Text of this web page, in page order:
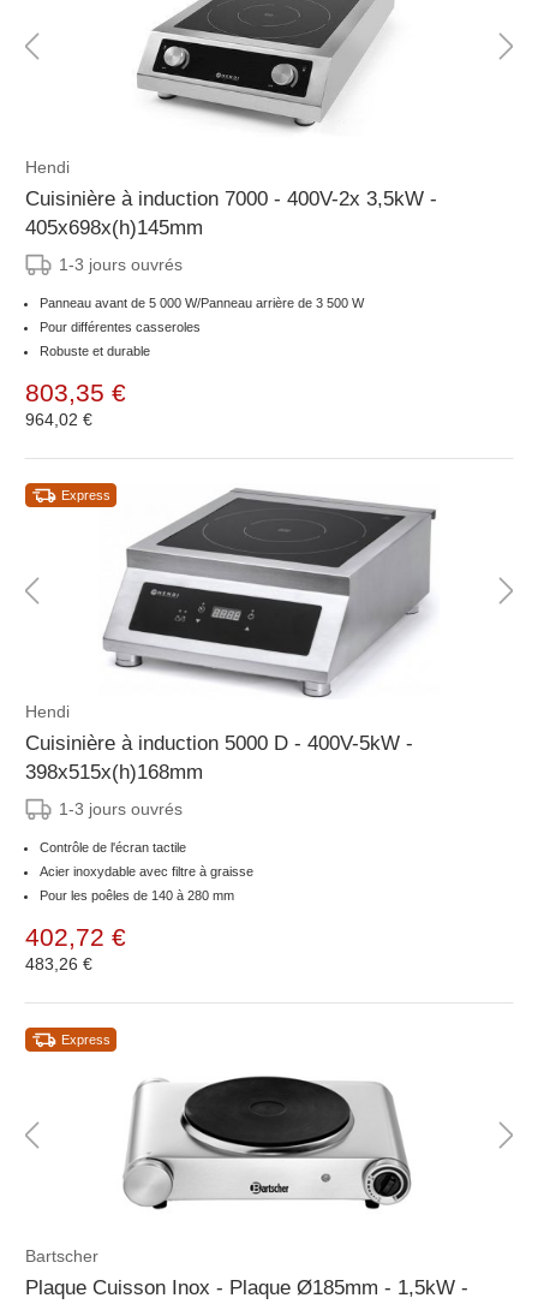
Hendi
Cuisinière à induction 7000 - 400V-2x 3,5kW -
405x698x(h)145mm
1-3 jours ouvrés
Panneau avant de 5 000 W/Panneau arrière de 3 500 W
Pour différentes casseroles
Robuste et durable
803,35 €
964,02 €
Express
Hendi
Cuisinière à induction 5000 D - 400V-5kW -
398x515x(h)168mm
1-3 jours ouvrés
Contrôle de l'écran tactile
Acier inoxydable avec filtre à graisse
Pour les poêles de 140 à 280 mm
402,72 €
483,26 €
Express
Bartscher
Plaque Cuisson Inox - Plaque Ø185mm - 1,5kW -